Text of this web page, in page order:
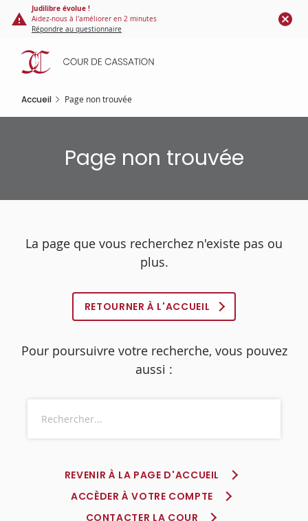
Panneau de gestion des cookies
contenu
principal
Judilibre évolue !
Aidez-nous à l'améliorer en 2 minutes
Répondre au questionnaire
Accueil Page non trouvée
Page non trouvée
La page que vous recherchez n'existe pas ou
plus.
RETOURNER À L'ACCUEIL
Pour poursuivre votre recherche, vous pouvez
aussi :
REVENIR À LA PAGE D'ACCUEIL
ACCÈDER À VOTRE COMPTE
CONTACTER LA COUR